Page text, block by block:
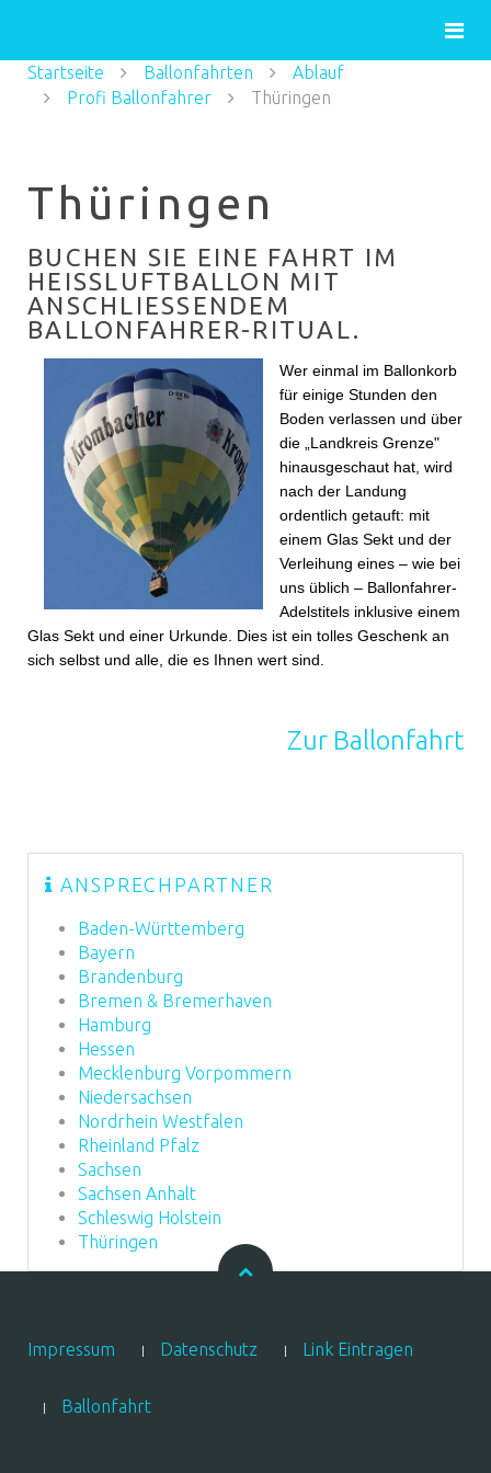
Startseite Ballonfahrten
Ablauf
Profi Ballonfahrer
Thüringen
Thüringen
BUCHEN SIE EINE FAHRT IM
HEISSLUFTBALLON MIT A
NSCHLIESSENDEM BA
LLONFAHRER-RITUAL.
Wer einmal im Ballonkorb
für einige Stunden den
Boden verlassen und über
die „Landkreis Grenze"
hinausgeschaut hat, wird
nach der Landung
ordentlich getauft: mit
einem Glas Sekt und der
Verleihung eines – wie bei
uns üblich – Ballonfahrer-
Adelstitels inklusive einem
Glas Sekt und einer Urkunde. Dies ist ein tolles Geschenk an
sich selbst und alle, die es Ihnen wert sind.
Zur Ballonfahrt
ANSPRECHPARTNER
Baden-Württemberg
Bayern
Brandenburg
Bremen & Bremerhaven
Hamburg
Hessen
Mecklenburg Vorpommern
Niedersachsen
Nordrhein Westfalen
Rheinland Pfalz
Sachsen
Sachsen Anhalt
Schleswig Holstein
Thüringen
Impressum Datenschutz Link Eintragen
Ballonfahrt